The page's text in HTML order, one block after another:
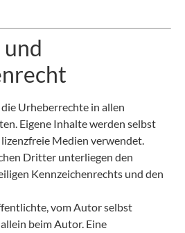
und
Urheberrechte in allen
Eigene Inhalte werden selbst
Medien verwendet.
Dritter unterliegen den
Kennzeichenrechts und den
vom Autor selbst
beim Autor. Eine